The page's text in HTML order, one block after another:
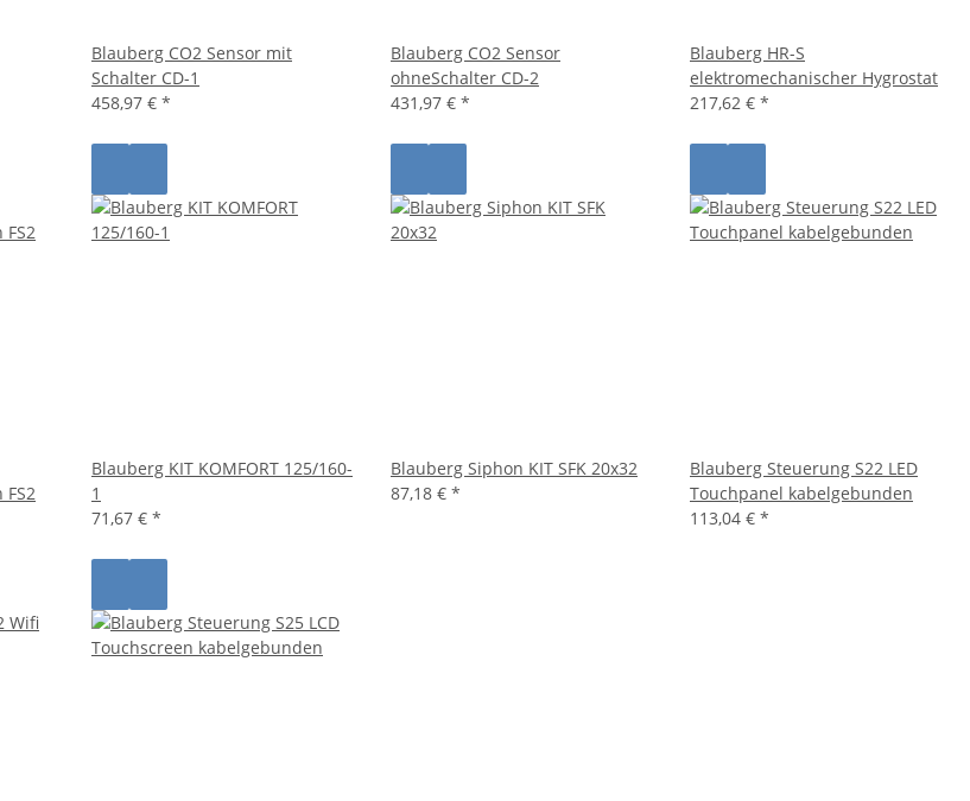
Blauberg CO2 Sensor mit
Schalter CD-1
458,97 € *
Blauberg CO2 Sensor
ohneSchalter CD-2
431,97 € *
Blauberg HR-S
elektromechanischer Hygrostat
217,62 € *
Blauberg KIT KOMFORT 125/160-
1
71,67 € *
Blauberg Siphon KIT SFK 20x32
87,18 € *
Blauberg Steuerung S22 LED
Touchpanel kabelgebunden
113,04 € *